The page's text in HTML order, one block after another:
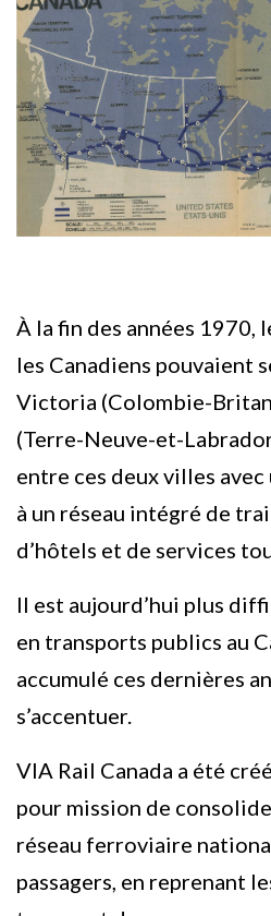
À la fin des années 1970,
les Canadiens pouvaient
Victoria (Colombie-
(Terre-Neuve-et-
entre ces deux villes
à un réseau intégré de
d’hôtels et de services
Il est aujourd’hui plus
en transports publics au
accumulé ces dernières
s’accentuer.
VIA Rail Canada a été
pour mission de
réseau ferroviaire
passagers, en reprenant